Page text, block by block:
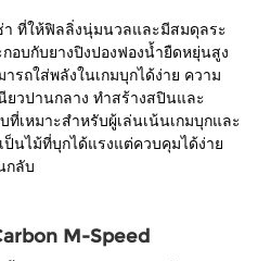
ที่ให้ฟิลลิ่งนุ่มนวลและมีสมดุลระ
อบกับยางปิงปองฟองน้ำยืดหยุ่นสูง
รถใส่พลังในเกมบุกได้ง่าย ความ
ยวปานกลาง ทำสร้างสปินและ
ที่เหมาะสำหรับผู้เล่นเน้นเกมบุกและ
ป็นไม้ที่บุกได้แรงแต่ควบคุมได้ง่าย
กลับ
M-Speed